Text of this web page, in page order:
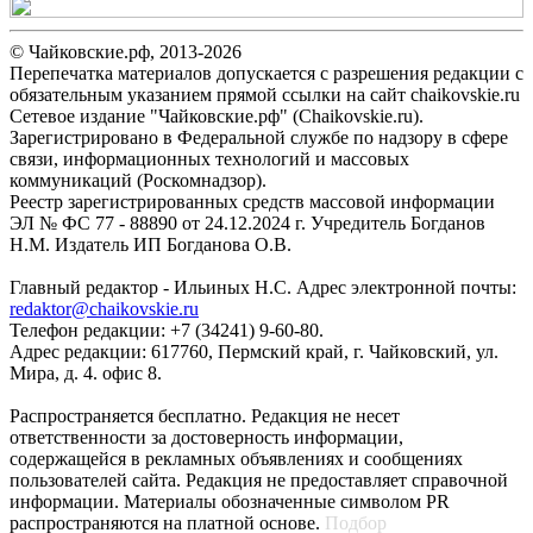
© Чайковские.рф, 2013-2026
Перепечатка материалов допускается с разрешения редакции с
обязательным указанием прямой ссылки на сайт chaikovskie.ru
Сетевое издание "Чайковские.рф" (Chaikovskie.ru).
Зарегистрировано в Федеральной службе по надзору в сфере
связи, информационных технологий и массовых
коммуникаций (Роскомнадзор).
Реестр зарегистрированных средств массовой информации
ЭЛ № ФС 77 - 88890 от 24.12.2024 г. Учредитель Богданов
Н.М. Издатель ИП Богданова О.В.
Главный редактор - Ильиных Н.С. Адрес электронной почты:
redaktor@chaikovskie.ru
Телефон редакции: +7 (34241) 9-60-80.
Адрес редакции: 617760, Пермский край, г. Чайковский, ул.
Мира, д. 4. офис 8.
Распространяется бесплатно. Редакция не несет
ответственности за достоверность информации,
содержащейся в рекламных объявлениях и сообщениях
пользователей сайта. Редакция не предоставляет справочной
информации. Материалы обозначенные символом PR
распространяются на платной основе. Подбор